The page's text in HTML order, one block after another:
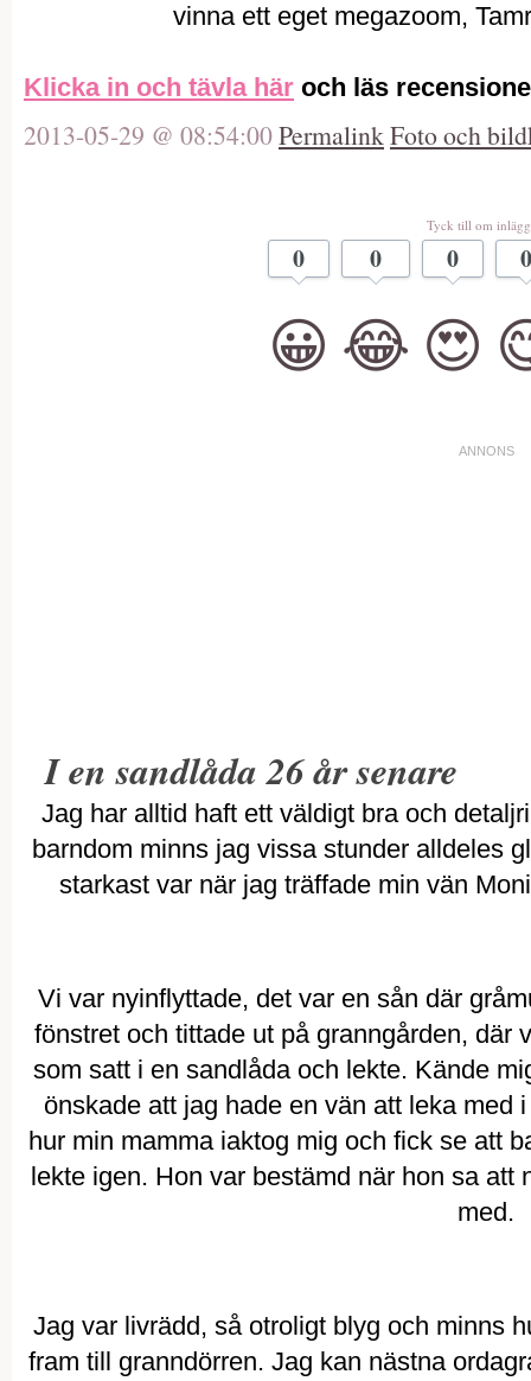
vinna ett eget megazoom,
Klicka in och tävla här och läs
2013-05-29 @ 08:54:00PermalinkFoto och
Tyck till om
0
😀
0
😂
0
😍
0
I en sandlåda 26 år senare
Jag har alltid haft ett väldigt bra och
barndom minns jag vissa stunder alldeles
starkast var när jag träffade min vän
Vi var nyinflyttade, det var en sån där
fönstret och tittade ut på granngården, där
som satt i en sandlåda och lekte. Kände
önskade att jag hade en vän att leka med
hur min mamma iaktog mig och fick se att
lekte igen. Hon var bestämd när hon sa att
med.
Jag var livrädd, så otroligt blyg och minns
fram till granndörren. Jag kan nästna